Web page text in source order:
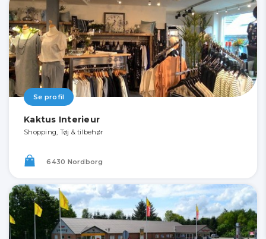
Se profil
Kaktus Interieur
Shopping, Tøj & tilbehør
6430 Nordborg